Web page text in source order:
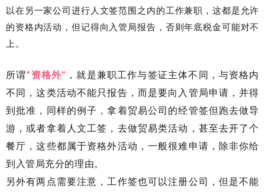
以在另一家公司进行人文签范围之内的工作兼职，这都是允许
的资格内活动，但记得向入管局报告，否则年底税金可能对不
上。
所谓“资格外” ，就是兼职工作与签证主体不同，与资格内
不同，这类活动不能只报告，而是要向入管局申请，并得
到批准，同样的例子，拿着贸易公司的经管签但跑去做导
游，或者拿着人文工签，去做贸易类活动，甚至去开了个
餐厅，这些都属于资格外活动，一般很难申请，除非你给
到入管局充分的理由。
另外有两点需要注意，工作签也可以注册公司，但是不能